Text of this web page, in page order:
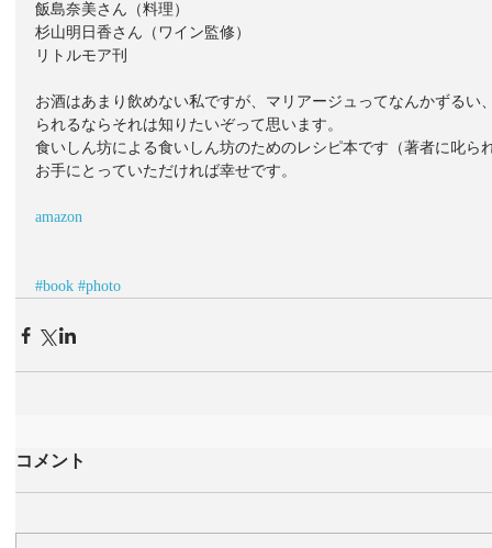
飯島奈美さん（料理）
杉山明日香さん（ワイン監修）
リトルモア刊
お酒はあまり飲めない私ですが、マリアージュってなんかずるい
られるならそれは知りたいぞって思います。
食いしん坊による食いしん坊のためのレシピ本です（著者に叱ら
お手にとっていただければ幸せです。
amazon
#book #photo
コメント